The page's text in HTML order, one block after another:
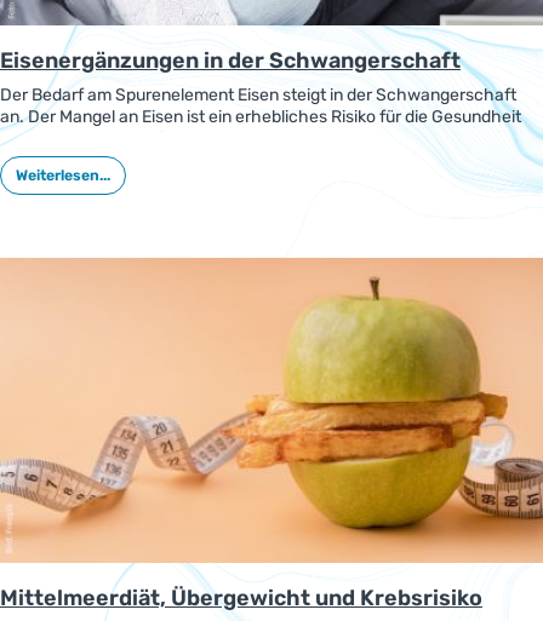
Eisenergänzungen in der Schwangerschaft
Der Bedarf am Spurenelement Eisen steigt in der Schwangerschaft
an. Der Mangel an Eisen ist ein erhebliches Risiko für die Gesundheit
der Mutter und des Fötus. Zur Vorbeugung einer Eisenmangel-Anämie
wird schwangeren Frauen die Ergänzung von Eisen empfohlen.
Weiterlesen...
Mittelmeerdiät, Übergewicht und Krebsrisiko